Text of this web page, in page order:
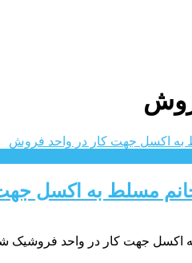
خانم مسلط به اکسل
اکسل جهت کار در واحد فروشیک